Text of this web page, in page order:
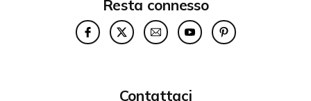
Resta connesso
Contattaci